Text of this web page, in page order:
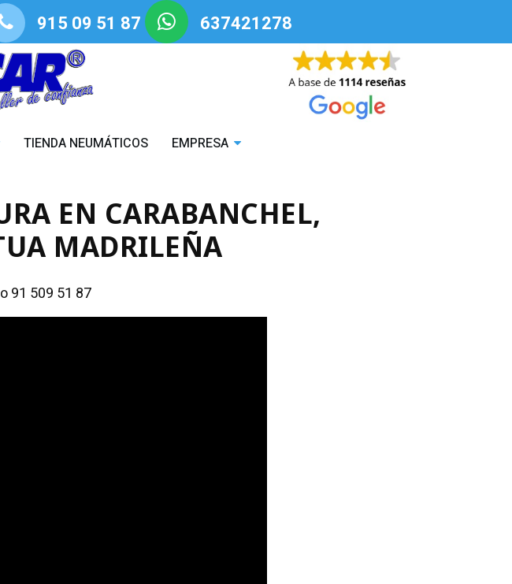
915 09 51 87 637421278
TIENDA NEUMÁTICOS EMPRESA
EN CARABANCHEL,
MADRILEÑA
91 509 51 87